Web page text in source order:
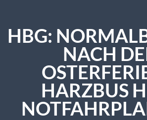
HBG:
NACH
HARZBUS